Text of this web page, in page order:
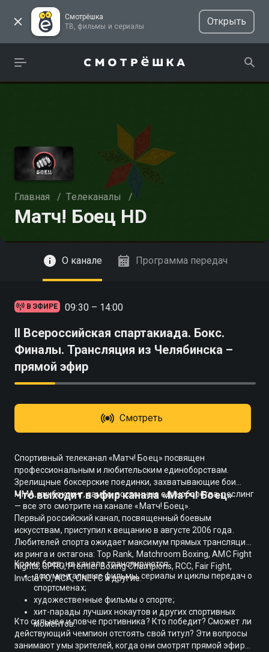
Смотрёшка
ТВ, фильмы и сериалы
Открыть
Главная / Телеканалы /
Матч! Боец HD
О канале Программа передач
В ЭФИРЕ 09:30 – 14:00
II Всероссийская спартакиада. Бокс.
Финалы. Трансляция из Челябинска –
прямой эфир
Смотреть
Спортивный телеканал «Матч! Боец» посвящен
профессиональным и любительским единоборствам.
Зрелищные боксерские поединки, захватывающие бои
ММА, кикбоксинг, самбо, восточные единоборства, реслинг
— все это смотрите на канале «Матч! Боец».
Что выходит в эфир канала «Матч! Боец»
Первый российский канал, посвященный боевым
искусствам, приступил к вещанию в августе 2006 года.
Любителей спорта ожидает максимум прямых трансляций
из ринга и октагона: Top Rank, Matchroom Boxing, AMC Fight
Nights, GPRO, Premier Boxing Champions, RCC, Fair Fight,
Invicta FC, ACA, ONE FC и другие.
Кроме боев, на канале транслируются:
документальные фильмы, сериалы и циклы передач о
спортсменах;
художественные фильмы о спорте;
хит-парады лучших нокаутов и других спортивных
моментов.
Кто сильнее и ловче противника? Кто победит? Сможет ли
действующий чемпион отстоять свой титул? Эти вопросы
занимают умы зрителей, когда они смотрят прямой эфир